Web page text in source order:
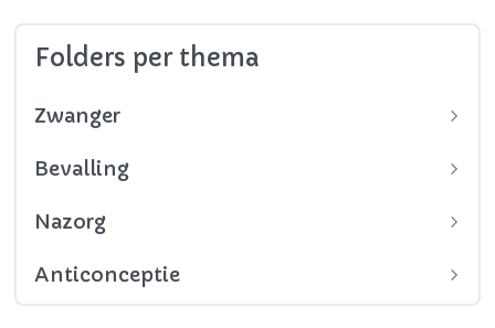
Folders per thema
Zwanger
Bevalling
Nazorg
Anticonceptie